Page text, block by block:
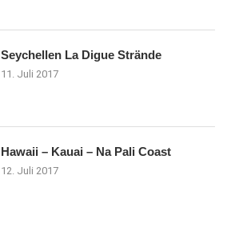
Seychellen La Digue Strände
11. Juli 2017
Hawaii – Kauai – Na Pali Coast
12. Juli 2017